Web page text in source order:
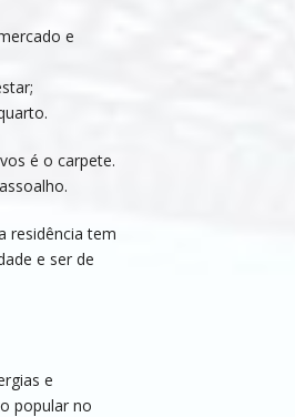
e
é o carpete.
residência tem
e ser de
e
popular no